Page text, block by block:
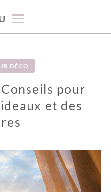
DÉCO
pour
et des